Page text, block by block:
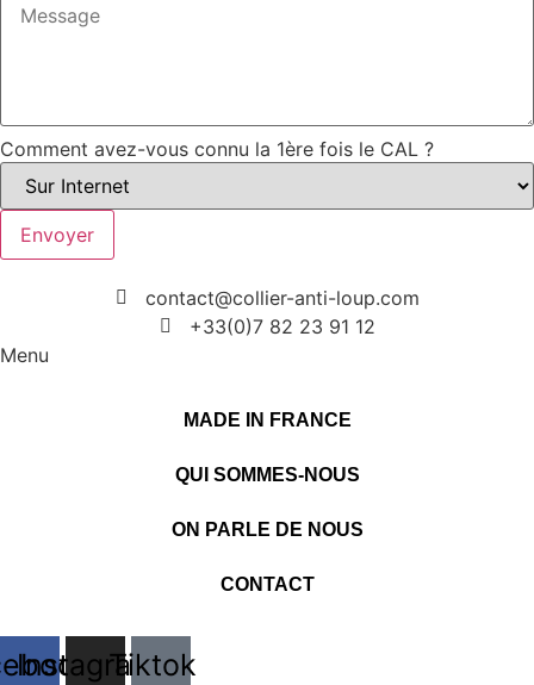
Comment avez-vous connu la 1ère fois le CAL ?
Envoyer
contact@collier-anti-loup.com
+33(0)7 82 23 91 12
Menu
MADE IN FRANCE
QUI SOMMES-NOUS
ON PARLE DE NOUS
CONTACT
Instagram
Tiktok